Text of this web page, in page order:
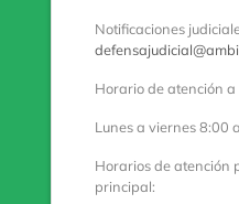
Notificaciones
Horario de atención
Lunes a viernes 8:00
Horarios de atención
principal: